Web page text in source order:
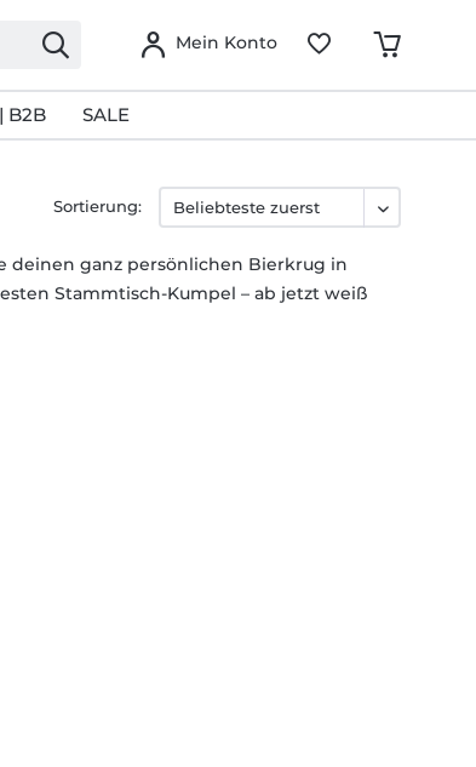
Mein Konto
B2B SALE
deinen ganz persönlichen Bierkrug in
Stammtisch-Kumpel – ab jetzt weiß
Sortierung: